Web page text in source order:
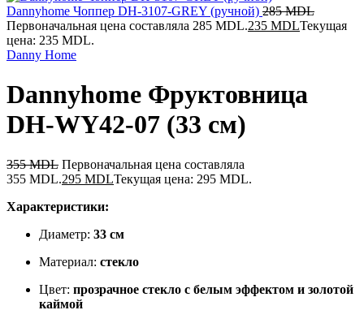
Dannyhome Чоппер DH-3107-GREY (ручной) 285MDL
Первоначальная цена составляла 285 MDL.235 MDLТекущая
цена: 235 MDL.
Danny Home
Dannyhome Фруктовница
DH-WY42-07 (33 см)
355MDL Первоначальная цена составляла
355 MDL.295 MDLТекущая цена: 295 MDL.
Характеристики:
Диаметр: 33 см
Материал: стекло
Цвет: прозрачное стекло с белым эффектом и золотой
каймой